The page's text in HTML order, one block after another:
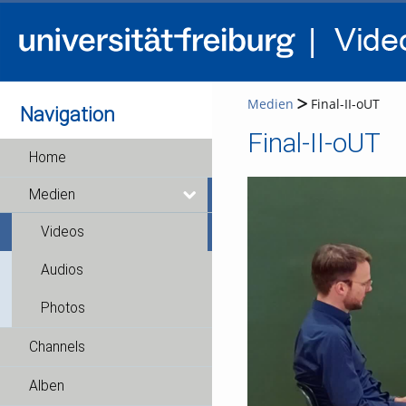
Navigation
Home
Medien
Videos
Audios
Photos
Channels
Alben
Medien Final-II-oUT
Final-II-oUT